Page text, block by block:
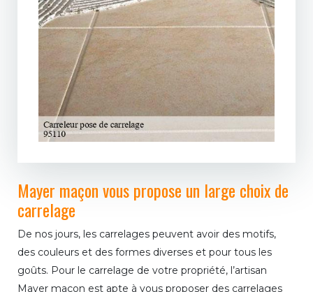
Mayer maçon vous propose un large choix de
carrelage
De nos jours, les carrelages peuvent avoir des motifs,
des couleurs et des formes diverses et pour tous les
goûts. Pour le carrelage de votre propriété, l’artisan
Mayer maçon est apte à vous proposer des carrelages